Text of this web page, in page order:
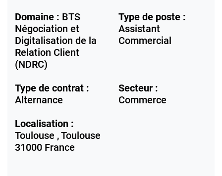
Domaine : BTS
Négociation et
Digitalisation de la
Relation Client
(NDRC)
Type de poste :
Assistant
Commercial
Type de contrat :
Alternance
Secteur :
Commerce
Localisation :
Toulouse ,Toulouse
31000 France